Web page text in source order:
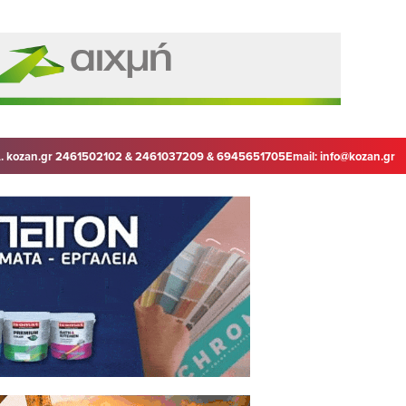
kozan.gr 2461502102 & 2461037209 & 6945651705Email:info@kozan.gr